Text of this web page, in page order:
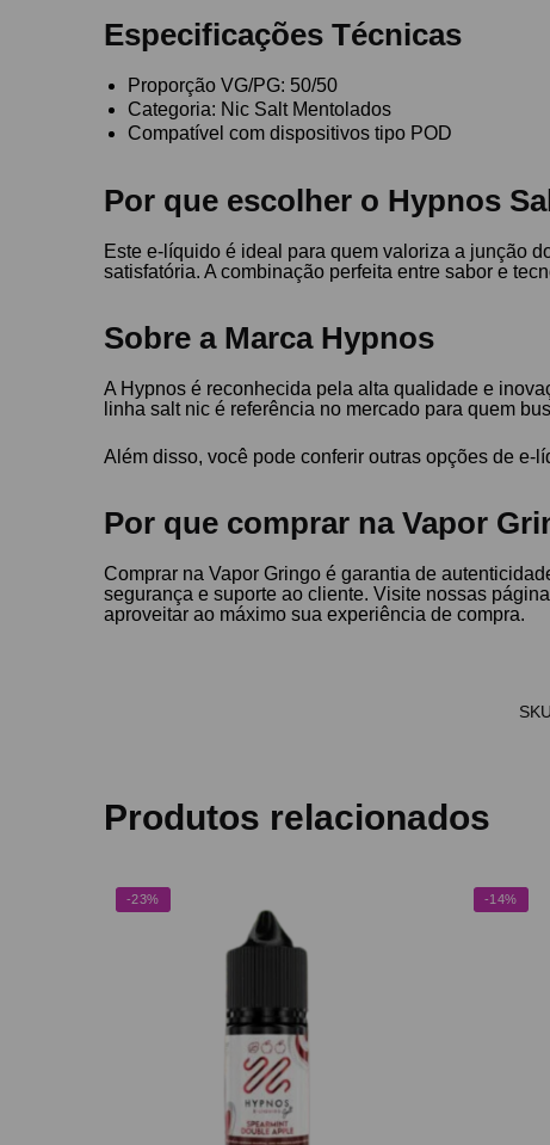
Especificações Técnicas
Proporção VG/PG: 50/50
Categoria: Nic Salt Mentolados
Compatível com dispositivos tipo POD
Por que escolher o Hypnos
Este e-líquido é ideal para quem valoriza a junção
satisfatória. A combinação perfeita entre sabor e
Sobre a Marca Hypnos
A Hypnos é reconhecida pela alta qualidade e
linha salt nic é referência no mercado para quem
Além disso, você pode conferir outras opções de e-
Por que comprar na Vapor
Comprar na Vapor Gringo é garantia de
segurança e suporte ao cliente. Visite nossas
aproveitar ao máximo sua experiência de compra.
Produtos relacionados
-23% -14%